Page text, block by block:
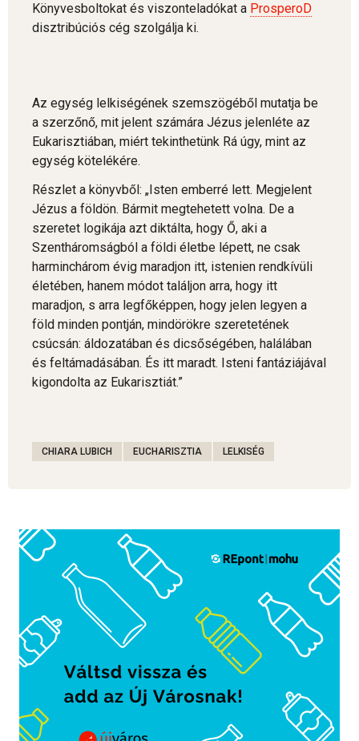
Könyvesboltokat és viszonteladókat a ProsperoD
disztribúciós cég szolgálja ki.
Az egység lelkiségének szemszögéből mutatja be
a szerzőnő, mit jelent számára Jézus jelenléte az
Eukarisztiában, miért tekinthetünk Rá úgy, mint az
egység kötelékére.
Részlet a könyvből: „Isten emberré lett. Megjelent
Jézus a földön. Bármit megtehetett volna. De a
szeretet logikája azt diktálta, hogy Ő, aki a
Szentháromságból a földi életbe lépett, ne csak
harminchárom évig maradjon itt, istenien rendkívüli
életében, hanem módot találjon arra, hogy itt
maradjon, s arra legfőképpen, hogy jelen legyen a
föld minden pontján, mindörökre szeretetének
csúcsán: áldozatában és dicsőségében, halálában
és feltámadásában. És itt maradt. Isteni fantáziájával
kigondolta az Eukarisztiát.”
CHIARA LUBICH EUCHARISZTIA LELKISÉG